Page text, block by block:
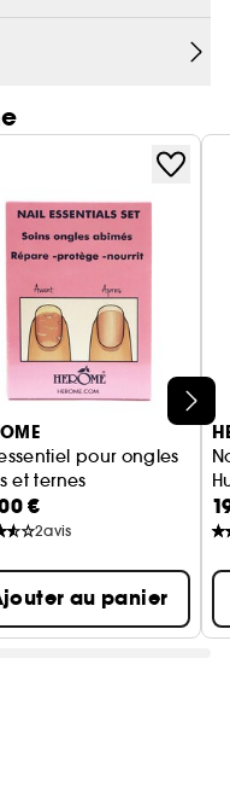
pour ongles
et ternes
soin des ongles
€
2avis
au panier